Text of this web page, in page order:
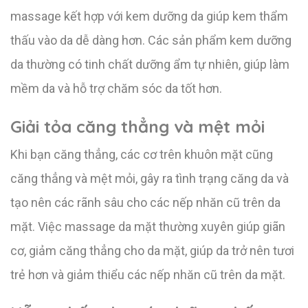
massage kết hợp với kem dưỡng da giúp kem thẩm
thấu vào da dễ dàng hơn. Các sản phẩm kem dưỡng
da thường có tinh chất dưỡng ẩm tự nhiên, giúp làm
mềm da và hỗ trợ chăm sóc da tốt hơn.
Giải tỏa căng thẳng và mệt mỏi
Khi bạn căng thẳng, các cơ trên khuôn mặt cũng
căng thẳng và mệt mỏi, gây ra tình trạng căng da và
tạo nên các rãnh sâu cho các nếp nhăn cũ trên da
mặt. Việc massage da mặt thường xuyên giúp giãn
cơ, giảm căng thẳng cho da mặt, giúp da trở nên tươi
trẻ hơn và giảm thiểu các nếp nhăn cũ trên da mặt.